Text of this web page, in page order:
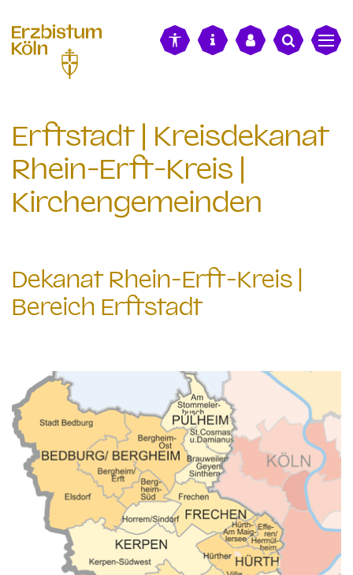
Erftstadt | Kreisdekanat
Rhein-Erft-Kreis |
Kirchengemeinden
Dekanat Rhein-Erft-Kreis |
Bereich Erftstadt